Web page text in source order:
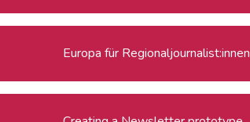
Europa für Regionaljournalist:innen